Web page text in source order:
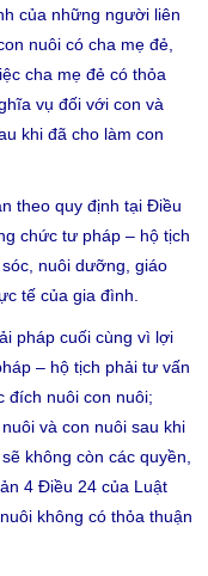
của những người liên
nuôi có cha mẹ đẻ,
cha mẹ đẻ có thỏa
vụ đối với con và
khi đã cho làm con
theo quy định tại Điều
chức tư pháp – hộ tịch
nuôi dưỡng, giáo
tế của gia đình.
pháp cuối cùng vì lợi
– hộ tịch phải tư vấn
đích nuôi con nuôi;
và con nuôi sau khi
không còn các quyền,
4 Điều 24 của Luật
không có thỏa thuận